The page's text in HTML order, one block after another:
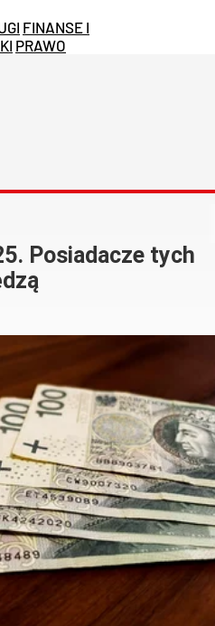
FINANSE I
PRAWO
Posiadacze tych